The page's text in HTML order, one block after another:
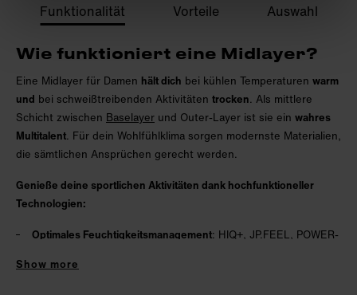
Funktionalität Vorteile Auswahl
Wie funktioniert eine Midlayer?
Eine Midlayer für Damen hält dich bei kühlen Temperaturen warm
und bei schweißtreibenden Aktivitäten trocken. Als mittlere
Schicht zwischen Baselayer und Outer-Layer ist sie ein wahres
Multitalent. Für dein Wohlfühlklima sorgen modernste Materialien,
die sämtlichen Ansprüchen gerecht werden.
Genieße deine sportlichen Aktivitäten dank hochfunktioneller
Technologien:
Optimales Feuchtigkeitsmanagement: HIQ+, JP.FEEL, POWER-
Show more